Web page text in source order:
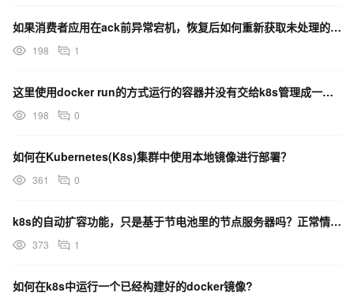
如果消费者应用在ack前异常宕机，恢复后如何重新获取未处理的消息ID？
198 1
这里使用docker run的方式运行的容器并没有交给k8s管理成一个pod来运行什么情况？
198 0
如何在Kubernetes(K8s)集群中使用本地镜像进行部署？
361 0
k8s的自动扩容功能，只是基于节电池里的节点服务器吗？正常情况下，一个节点上可以独立运行多个容器吗？
373 1
如何在k8s中运行一个已经构建好的docker镜像?